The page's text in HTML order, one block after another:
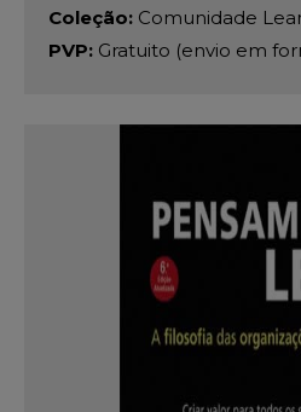
Coleção: Comunidade
PVP: Gratuito (envio em